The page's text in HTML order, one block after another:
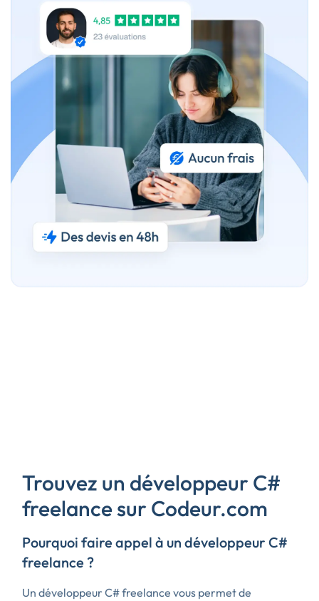
Trouvez un développeur C#
freelance sur Codeur.com
Pourquoi faire appel à un développeur C#
freelance ?
Un développeur C# freelance vous permet de